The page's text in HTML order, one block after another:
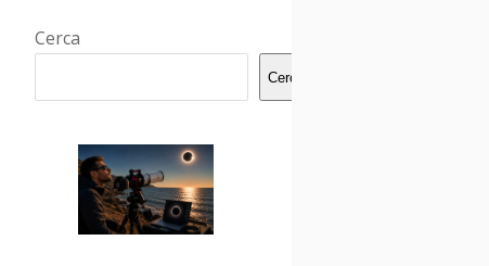
Cerca
Cerca